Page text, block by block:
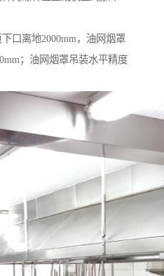
口离地2000mm，油网烟罩
；油网烟罩吊装水平精度